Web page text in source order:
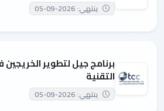
ينتهي: 2026-09-05
برنامج جيل لتطوير
التقنية
ينتهي: 2026-09-05